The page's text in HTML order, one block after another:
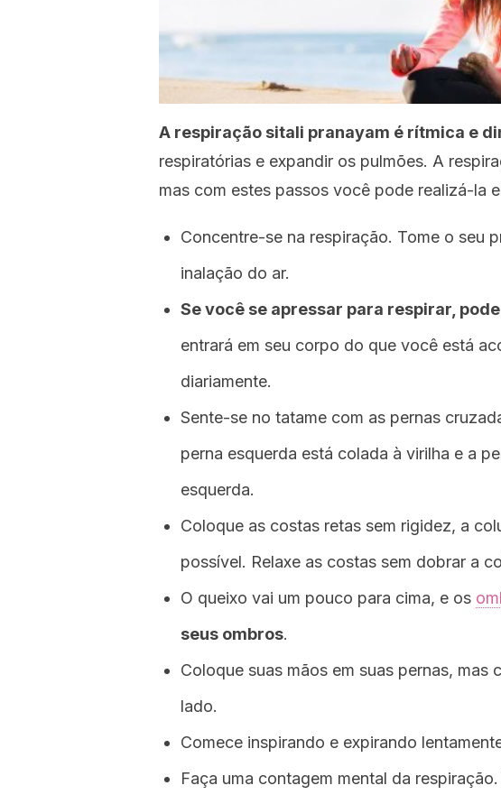
A respiração sitali pranayam é rítmica e
respiratórias e expandir os pulmões. A
mas com estes passos você pode realizá-la
Concentre-se na respiração. Tome o seu
inalação do ar.
Se você se apressar para respirar,
entrará em seu corpo do que você está
diariamente.
Sente-se no tatame com as pernas
perna esquerda está colada à virilha e a
esquerda.
Coloque as costas retas sem rigidez, a
possível. Relaxe as costas sem dobrar a
O queixo vai um pouco para cima, e os
seus ombros.
Coloque suas mãos em suas pernas, mas
lado.
Comece inspirando e expirando
Faça uma contagem mental da